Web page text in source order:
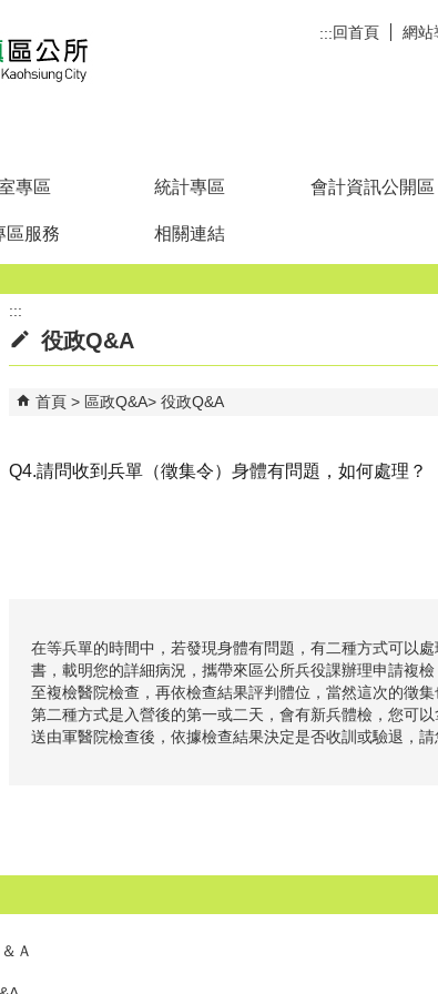
:::回首頁 網站
專區 統計專區 會計資訊公開區
區服務 相關連結
:::
役政Q&A
首頁 區政Q&A 役政Q&A
Q4.請問收到兵單（徵集令）身體有問題，如何處理？
在等兵單的時間中，若發現身體有問題，有二種方式可以
書，載明您的詳細病況，攜帶來區公所兵役課辦理申請複
至複檢醫院檢查，再依檢查結果評判體位，當然這次的徵
第二種方式是入營後的第一或二天，會有新兵體檢，您可
送由軍醫院檢查後，依據檢查結果決定是否收訓或驗退，
Ａ